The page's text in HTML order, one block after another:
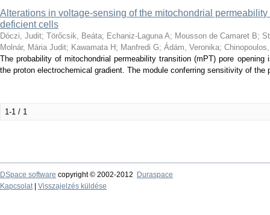
Alterations in voltage-sensing of the mitochondrial
deficient cells
Dóczi, Judit; Törőcsik, Beáta; Echaniz-Laguna A; Mousson de Camaret B;
Molnár, Mária Judit; Kawamata H ; Manfredi G; Ádám, Veronika;
The probability of mitochondrial permeability transition (mPT) pore
the proton electrochemical gradient. The module conferring sensitivity of the
1-1 / 1
DSpace software copyright © 2002-2012
Duraspace
Kapcsolat| Visszajelzés küldése